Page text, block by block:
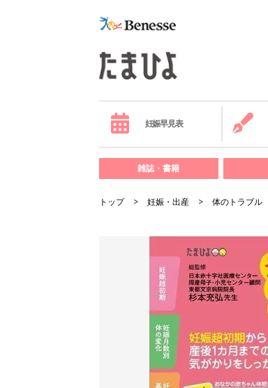
妊娠早見表
雑誌・書籍
トップ 妊娠・出産 体のトラブル